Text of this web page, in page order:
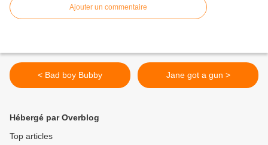
Ajouter un commentaire
< Bad boy Bubby Jane got a gun >
Hébergé par Overblog
Top articles